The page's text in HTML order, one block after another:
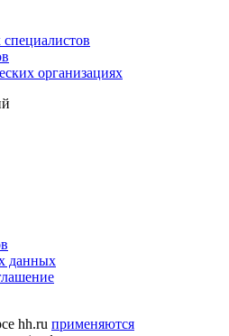
организациях
данных
hh.ru применяются